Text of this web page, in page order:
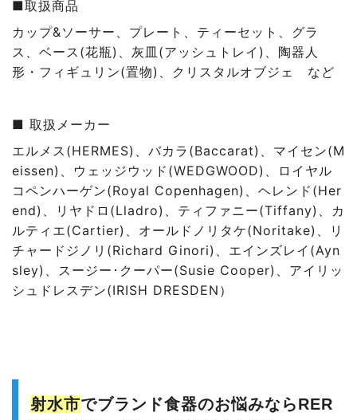
■取扱商品
カップ&ソーサー 、プレート 、ティーセット 、グラ
ス 、ベース(花瓶) 、灰皿(アッシュトレイ) 、陶器人
形・フィギュリン(置物) 、クリスタルオブジェ など
■ 取扱メーカー
エルメス(HERMES)、バカラ(Baccarat)、マイセン(M
eissen)、ウェッジウッド(WEDGWOOD)、ロイヤル
コペンハーゲン(Royal Copenhagen)、ヘレンド(Her
end)、リヤドロ(Lladro)、ティファニー(Tiffany)、カ
ルティエ(Cartier)、オールドノリタケ(Noritake)、リ
チャードジノリ(Richard Ginori)、エインズレイ(Ayn
sley)、スージー･クーパー(Susie Cooper)、アイリッ
シュドレスデン(IRISH DRESDEN）
射水市でブランド食器のお悩みならRER